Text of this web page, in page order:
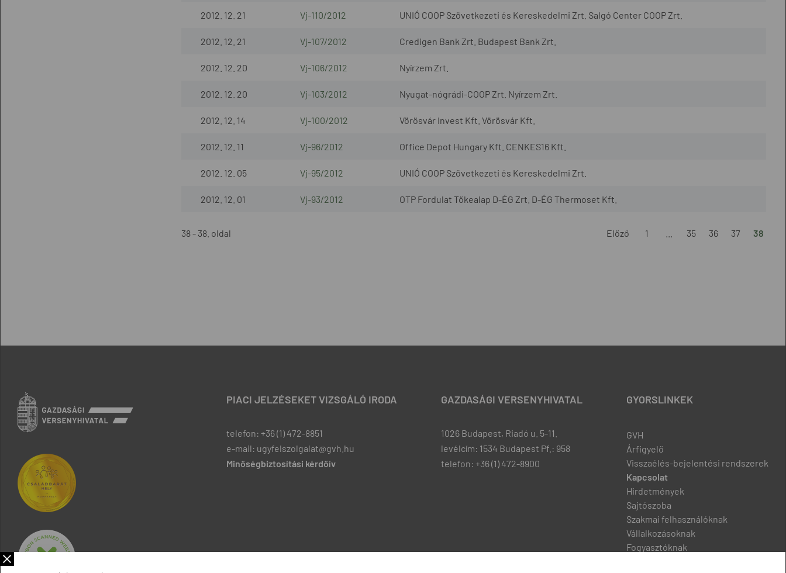
2012. 12. 21 Vj-110/2012 UNIÓ COOP Szövetkezeti és Kereskedelmi Zrt. Salgó Center COOP Zrt.
2012. 12. 21 Vj-107/2012 Credigen Bank Zrt. Budapest Bank Zrt.
2012. 12. 20 Vj-106/2012 Nyírzem Zrt.
2012. 12. 20 Vj-103/2012 Nyugat-nógrádi-COOP Zrt. Nyírzem Zrt.
2012. 12. 14 Vj-100/2012 Vörösvár Invest Kft. Vörösvár Kft.
2012. 12. 11 Vj-96/2012 Office Depot Hungary Kft. CENKES16 Kft.
2012. 12. 05 Vj-95/2012 UNIÓ COOP Szövetkezeti és Kereskedelmi Zrt.
2012. 12. 01 Vj-93/2012 OTP Fordulat Tőkealap D-ÉG Zrt. D-ÉG Thermoset Kft.
38 - 38. oldal Előző 1 35 36 37 38
PIACI JELZÉSEKET VIZSGÁLÓ IRODA
telefon: +36 (1) 472-8851
e-mail: ugyfelszolgalat@gvh.hu
Minőségbiztosítási kérdőív
GAZDASÁGI VERSENYHIVATAL
1026 Budapest, Riadó u. 5-11.
levélcím: 1534 Budapest Pf.: 958
telefon: +36 (1) 472-8900
GYORSLINKEK
GVH
Árfigyelő
Visszaélés-bejelentési rendszerek
Kapcsolat
Hirdetmények
Sajtószoba
Szakmai felhasználóknak
Vállalkozásoknak
Fogyasztóknak